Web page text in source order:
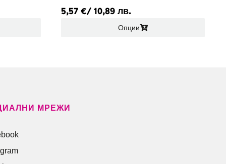
5,57 €/ 10,89 лв.
Опции
МРЕЖИ